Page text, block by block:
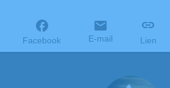
Facebook E-mail Lien